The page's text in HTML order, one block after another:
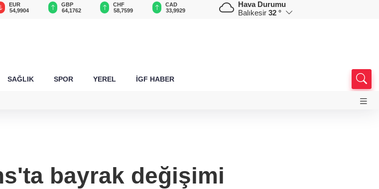
EUR
54,9904
GBP
64,1762
CHF
58,7599
CAD
33,9929
RUB
0,5789
AED
12,9848
Hava Durumu
Balıkesir 32 °
SAĞLIK SPOR YEREL İGF HABER
bayrak değişimi